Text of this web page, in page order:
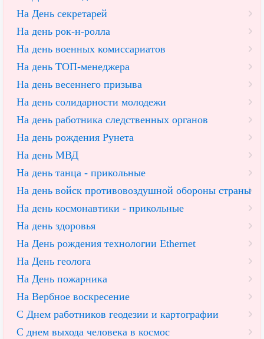
На День секретарей
На день рок-н-ролла
На день военных комиссариатов
На день ТОП-менеджера
На день весеннего призыва
На день солидарности молодежи
На день работника следственных органов
На день рождения Рунета
На день МВД
На день танца - прикольные
На день войск противовоздушной обороны страны
На день космонавтики - прикольные
На день здоровья
На День рождения технологии Ethernet
На День геолога
На День пожарника
На Вербное воскресение
С Днем работников геодезии и картографии
С днем выхода человека в космос